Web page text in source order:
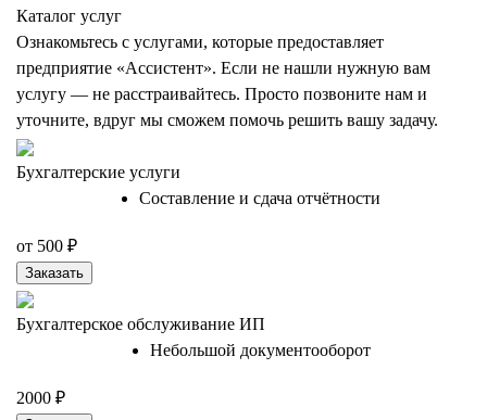
Каталог услуг
Ознакомьтесь с услугами, которые предоставляет
предприятие «Ассистент». Если не нашли нужную вам
услугу — не расстраивайтесь. Просто позвоните нам и
уточните, вдруг мы сможем помочь решить вашу задачу.
Бухгалтерские услуги
Составление и сдача отчётности
от 500 ₽
Заказать
Бухгалтерское обслуживание ИП
Небольшой документооборот
2000 ₽